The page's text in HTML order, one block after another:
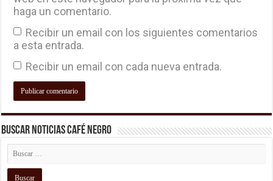
haga un comentario.
Recibir un email con los siguientes comentarios
a esta entrada.
Recibir un email con cada nueva entrada.
Buscar Noticias Café Negro